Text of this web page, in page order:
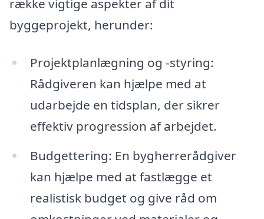
række vigtige aspekter af dit
byggeprojekt, herunder:
Projektplanlægning og -styring:
Rådgiveren kan hjælpe med at
udarbejde en tidsplan, der sikrer
effektiv progression af arbejdet.
Budgettering: En bygherrerådgiver
kan hjælpe med at fastlægge et
realistisk budget og give råd om